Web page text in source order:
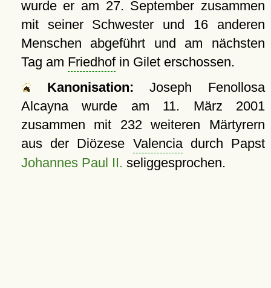
wurde er am 27. September zusammen
mit seiner Schwester und 16 anderen
Menschen abgeführt und am nächsten
Tag am Friedhofin Gilet erschossen.
Kanonisation: Joseph Fenollosa
Alcayna wurde am 11. März 2001
zusammen mit 232 weiteren Märtyrern
aus der Diözese Valenciadurch Papst
Johannes Paul II. seliggesprochen.